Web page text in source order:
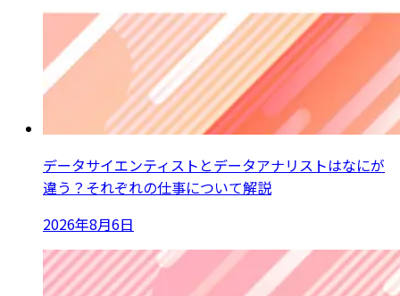
データサイエンティストとデータアナリストはなにが
違う？それぞれの仕事について解説
2026年8月6日